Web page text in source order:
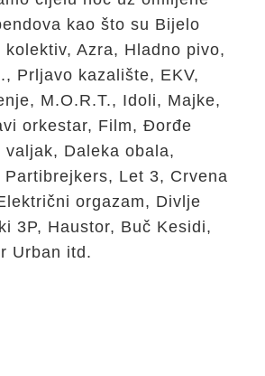
kao što su Bijelo
kolektiv, Azra, Hladno pivo,
Prljavo kazalište, EKV,
M.O.R.T., Idoli, Majke,
orkestar, Film, Đorđe
Daleka obala,
Partibrejkers, Let 3, Crvena
orgazam, Divlje
3P, Haustor, Buč Kesidi,
Urban itd.